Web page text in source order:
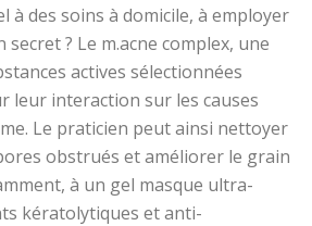
à des soins à domicile, à employer
secret ? Le m.acne complex, une
actives sélectionnées
leur interaction sur les causes
Le praticien peut ainsi nettoyer
obstrués et améliorer le grain
à un gel masque ultra-
kératolytiques et anti-